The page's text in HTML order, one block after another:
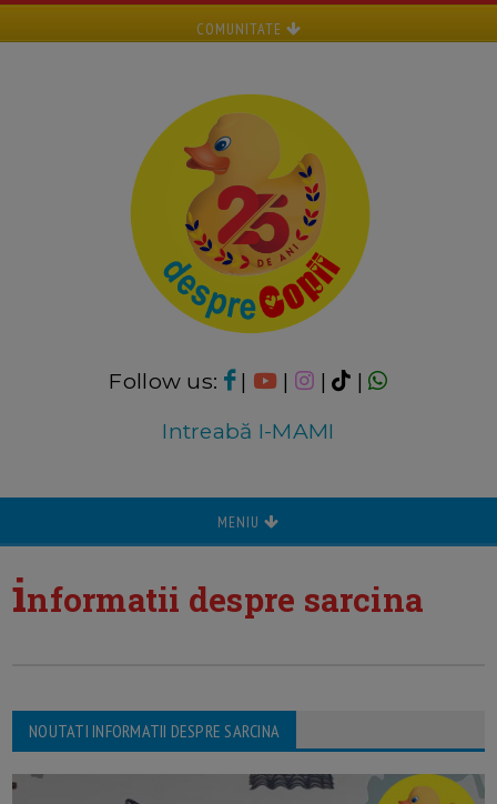
COMUNITATE
Follow us: | | |
|
Intreabă I-MAMI
MENIU
informatii despre sarcina
NOUTATI INFORMATII DESPRE SARCINA